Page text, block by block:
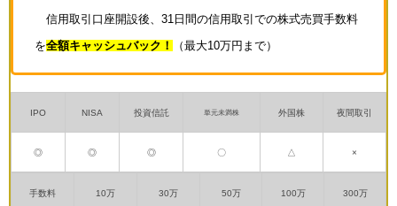
信用取引口座開設後、31日間の信用取引での株式売買手数料
を全額キャッシュバック！ （最大10万円まで）
IPO NISA 投資信託 単元未満株 外国株 夜間取引
◎ ◎ ◎ 〇 △ ×
手数料 10万 30万 50万 100万 300万